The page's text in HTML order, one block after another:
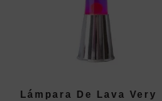
Lámpara De Lava Very